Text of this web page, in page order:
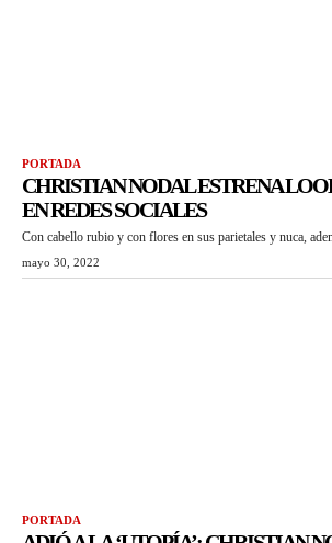
PORTADA
CHRISTIAN NODAL ESTRENA
EN REDES SOCIALES
Con cabello rubio y con flores en sus parietales y nuca,
mayo 30, 2022
PORTADA